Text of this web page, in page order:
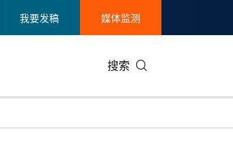
我要发稿 媒体监测
搜索